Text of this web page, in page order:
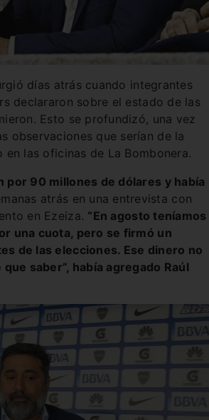
días atrás cuando integrantes
declararon sobre el estado de las
Esto se profundizó, una vez
observaciones que serían de la
las oficinas de La Bombonera.
por 90 millones de dólares y había
atrás en una entrevista con
en Ezeiza. “En agosto teníamos
una cuota, pero se firmó un
de las elecciones. Ese dinero no
saber”, había agregado Raúl